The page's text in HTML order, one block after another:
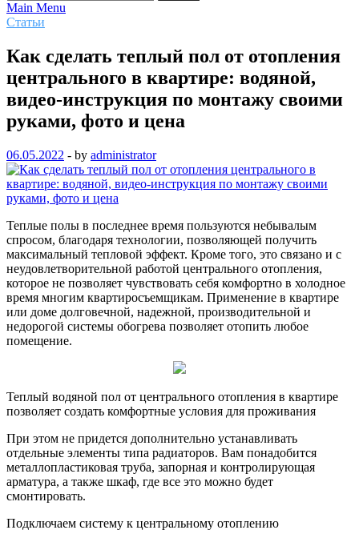
Main Menu
Статьи
Как сделать теплый пол от отопления
центрального в квартире: водяной,
видео-инструкция по монтажу своими
руками, фото и цена
06.05.2022 - by administrator
Теплые полы в последнее время пользуются небывалым
спросом, благодаря технологии, позволяющей получить
максимальный тепловой эффект. Кроме того, это связано и с
неудовлетворительной работой центрального отопления,
которое не позволяет чувствовать себя комфортно в холодное
время многим квартиросъемщикам. Применение в квартире
или доме долговечной, надежной, производительной и
недорогой системы обогрева позволяет отопить любое
помещение.
Теплый водяной пол от центрального отопления в квартире
позволяет создать комфортные условия для проживания
При этом не придется дополнительно устанавливать
отдельные элементы типа радиаторов. Вам понадобится
металлопластиковая труба, запорная и контролирующая
арматура, а также шкаф, где все это можно будет
смонтировать.
Подключаем систему к центральному отоплению